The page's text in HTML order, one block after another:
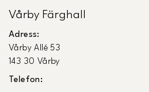
Vårby Färghall
Adress:
Vårby Allé 53
143 30 Vårby
Telefon: